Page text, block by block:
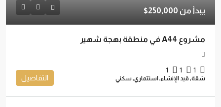
يبدأ من250,000$
مشروع A44 في منطقة بهجة شهير
شقة, قيد الإنشاء, استثماري, سكني التفاصيل